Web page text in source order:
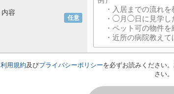
任意
内容
利用規約及びプライバシーポリシーを必ずお読みください
さい。